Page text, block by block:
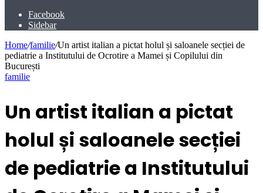
Facebook
Sidebar
Home/familie/Un artist italian a pictat holul și saloanele secției de
pediatrie a Institutului de Ocrotire a Mamei și Copilului din
București
familie
Un artist italian a pictat
holul și saloanele secției
de pediatrie a Institutului